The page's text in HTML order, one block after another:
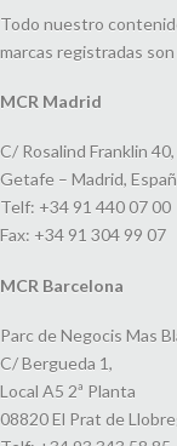
Todo nuestro
marcas registradas
MCR Madrid
C/ Rosalind Franklin
Getafe – Madrid,
Telf: +34 91 440 07 00
Fax: +34 91 304 99 07
MCR Barcelona
Parc de Negocis Mas
C/ Bergueda 1,
Local A5 2ª Planta
08820 El Prat de